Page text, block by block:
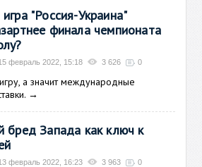
"Россия-Украина"
финала чемпионата
февраль 2022, 15:18 3 626 0
а значит международные
→
бред Запада как ключ к
февраль 2022, 16:23 3 963 0